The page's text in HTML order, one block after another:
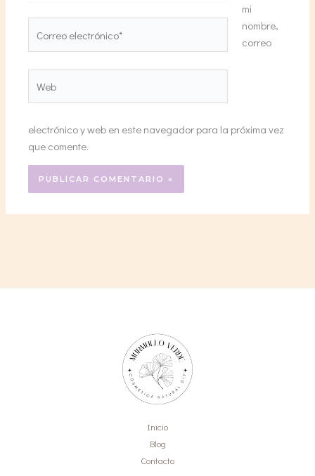
electrónico*
mi
nombre,
correo
electrónico y web en este navegador para la próxima vez
que comente.
Inicio
Blog
Contacto